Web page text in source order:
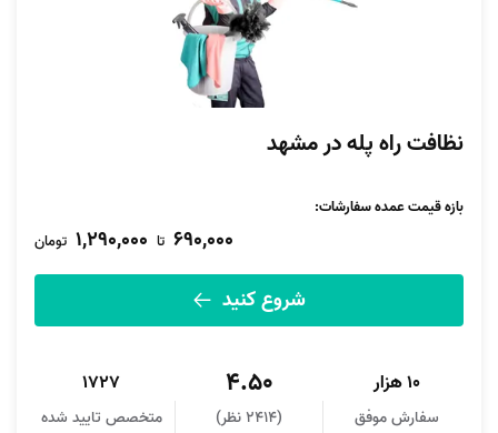
نظافت راه پله در مشهد
بازه قیمت عمده سفارشات:
690,000 تا 1,290,000 تومان
شروع کنید
10 هزار
سفارش موفق
4.50
(2414 نظر)
1727
متخصص تایید شده